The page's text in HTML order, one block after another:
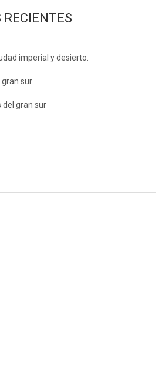
imperial y desierto.
gran sur
del gran sur